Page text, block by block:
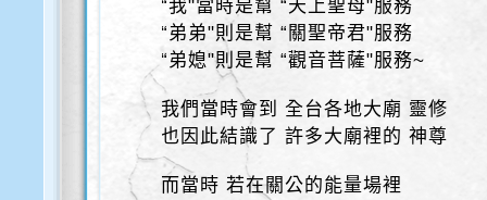
“我"當時是幫 “天上聖母"服務
“弟弟"則是幫 “關聖帝君"服務
“弟媳"則是幫 “觀音菩薩"服務~
我們當時會到 全台各地大廟 靈修
也因此結識了 許多大廟裡的 神尊
而當時 若在關公的能量場裡